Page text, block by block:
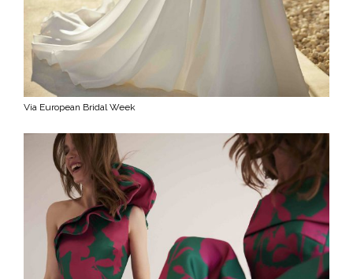
Via European Bridal Week